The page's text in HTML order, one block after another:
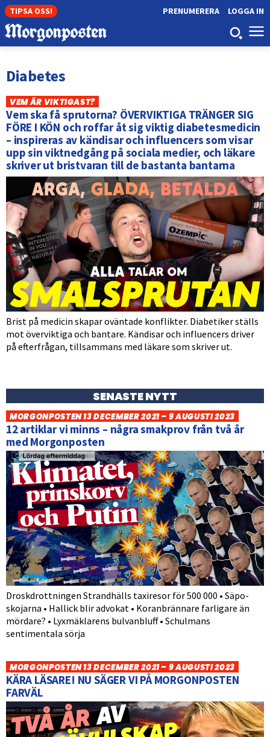
TIPSA OSS! LOGGA IN
PRENUMERERA
Diabetes
VEM ÄR VIKTIGAST?
Vem ska få sprutorna? ÖVERVIKTIGA TRÄNGER SIG
FÖRE I KÖN och roffar åt sig viktig diabetesmedicin
– inspireras av kändisar och influencers som visar
upp sin viktnedgång på sociala medier, och läkare
skriver ut bristvaran till de bastanta bantarna
Brist på medicin skapar oväntade konflikter. Diabetiker ställs
mot överviktiga och bantare. Kändisar och influencers driver
på efterfrågan, tillsammans med läkare som skriver ut.
SENASTE NYTT
MORGONPOSTEN 13 DECEMBER 2021 – 9 AUGUSTI 2023
12 artiklar vi minns – några smakprov från två år
med Morgonposten
Droskdrottningen Strandhälls taxiresor för 500 000 • Säpo-
skojarna • Hallick blir advokat • Koranbrännare farligare än
mördare? • Lyxmäklarens bulvanbluff • Schulmans
sentimentala sörja
MORGONPOSTEN 13 DECEMBER 2021 – 9 AUGUSTI 2023
KÄRA LÄSARE! NU SÄGER VI PÅ MORGONPOSTEN
FARVÄL